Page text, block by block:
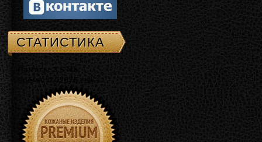
СТАТИСТИКА
Память: 3.5 Mb
Время: 0.02876 сек.